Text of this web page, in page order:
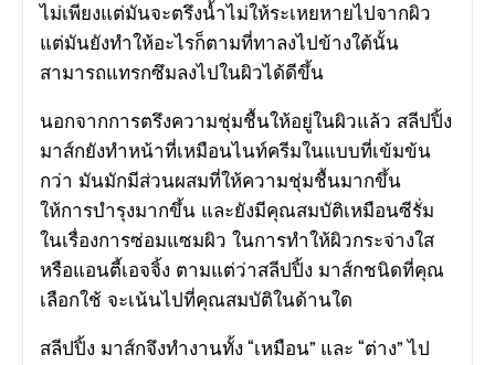
ไม่เพียงแต่มันจะตรึงน้ำไม่ให้ระเหยหายไปจากผิว
แต่มันยังทำให้อะไรก็ตามที่ทาลงไปข้างใต้นั้น
สามารถแทรกซึมลงไปในผิวได้ดีขึ้น
นอกจากการตรึงความชุ่มชื้นให้อยู่ในผิวแล้ว สลีปปิ้ง
มาส์กยังทำหน้าที่เหมือนไนท์ครีมในแบบที่เข้มข้น
กว่า มันมักมีส่วนผสมที่ให้ความชุ่มชื้นมากขึ้น
ให้การบำรุงมากขึ้น และยังมีคุณสมบัติเหมือนซีรั่ม
ในเรื่องการซ่อมแซมผิว ในการทำให้ผิวกระจ่างใส
หรือแอนตี้เอจจิ้ง ตามแต่ว่าสลีปปิ้ง มาส์กชนิดที่คุณ
เลือกใช้ จะเน้นไปที่คุณสมบัติในด้านใด
สลีปปิ้ง มาส์กจึงทำงานทั้ง “เหมือน” และ “ต่าง” ไป